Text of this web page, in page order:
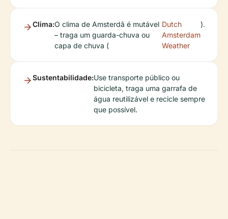
Clima:O clima de Amsterdã é mutável
– traga um guarda-chuva ou
capa de chuva (
Dutch
Amsterdam
Weather
).
Sustentabilidade:Use transporte público ou
bicicleta, traga uma garrafa de
água reutilizável e recicle sempre
que possível.